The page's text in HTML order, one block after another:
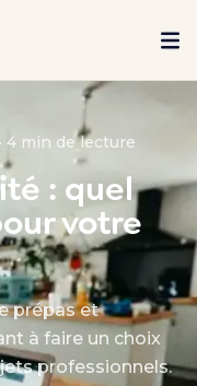
4 min de lecture
: quel
votre
prépas et
à faire un choix
professionnels.